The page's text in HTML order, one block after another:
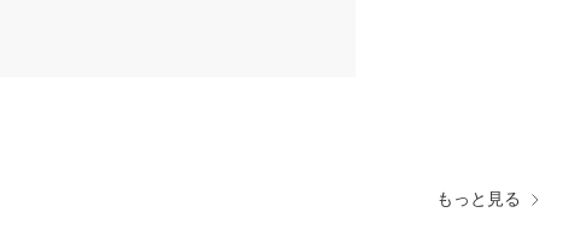
もっと見る